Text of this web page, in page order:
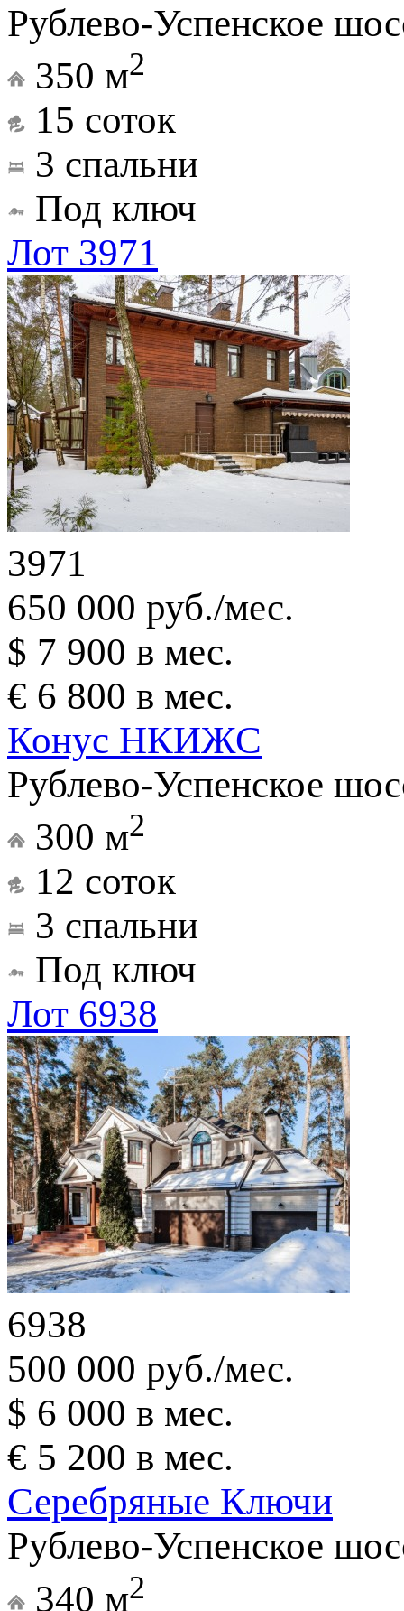
Рублево-Успенское
350 м2
15 соток
3 спальни
Под ключ
Лот 3971
3971
650 000 руб./мес.
$ 7 900 в мес.
€ 6 800 в мес.
Конус НКИЖС
Рублево-Успенское
300 м2
12 соток
3 спальни
Под ключ
Лот 6938
6938
500 000 руб./мес.
$ 6 000 в мес.
€ 5 200 в мес.
Серебряные Ключи
Рублево-Успенское
340 м2